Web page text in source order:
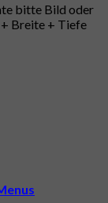
bitte Bild oder
Breite + Tiefe